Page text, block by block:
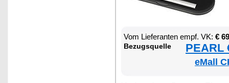
Vom Lie­fe­ran­ten empf. VK: €
Be­zugs­quel­le PEARL
eMall